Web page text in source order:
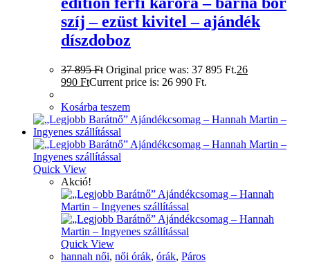
szíj – ezüst kivitel – ajándék
díszdoboz
37 895Ft Original price was: 37 895 Ft.26
990 FtCurrent price is: 26 990 Ft.
Kosárba teszem
Quick View
Akció!
Quick View
hannah női, női órák, órák, Páros